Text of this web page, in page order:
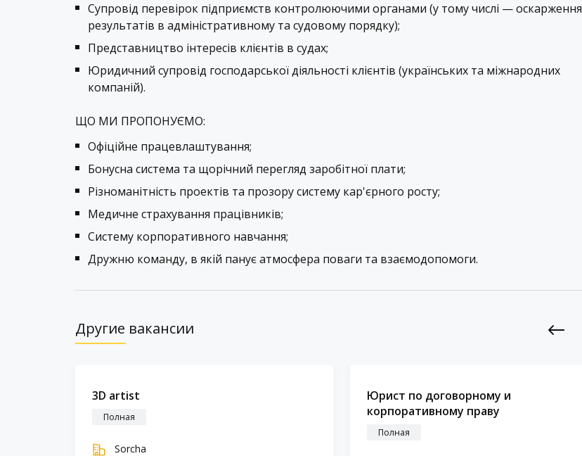
Супровід перевірок підприємств контролюючими органами (у тому числі — оскарження
результатів в адміністративному та судовому порядку);
Представництво інтересів клієнтів в судах;
Юридичний супровід господарської діяльності клієнтів (українських та міжнародних
компаній).
ЩО МИ ПРОПОНУЄМО:
Офіційне працевлаштування;
Бонусна система та щорічний перегляд заробітної плати;
Різноманітність проектів та прозору систему кар'єрного росту;
Медичне страхування працівників;
Систему корпоративного навчання;
Дружню команду, в якій панує атмосфера поваги та взаємодопомоги.
Другие вакансии
3D artist
Полная
Sorcha
Юрист по договорному и
корпоративному праву
Полная